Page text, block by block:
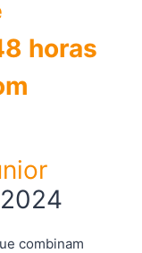
horas
combinam